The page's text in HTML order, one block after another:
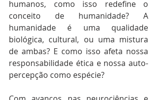
humanos, como isso redefine o
conceito de humanidade? A
humanidade é uma qualidade
biológica, cultural, ou uma mistura
de ambas? E como isso afeta nossa
responsabilidade ética e nossa auto-
percepção como espécie?